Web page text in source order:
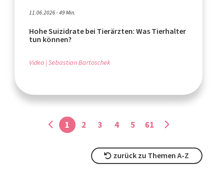
11.06.2026 - 49 Min.
Hohe Suizidrate bei Tierärzten: Was Tierhalter
tun können?
Video Sebastian Bartoschek
1 2 3 4 5 61
zurück zu Themen A-Z